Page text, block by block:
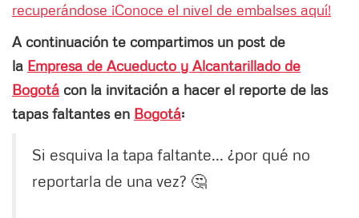
recuperándose ¡Conoce el nivel de embalses aquí!
A continuación te compartimos un post de
la Empresa de Acueducto y Alcantarillado de
Bogotá con la invitación a hacer el reporte de las
tapas faltantes en Bogotá:
Si esquiva la tapa faltante... ¿por qué no
reportarla de una vez? 🤔